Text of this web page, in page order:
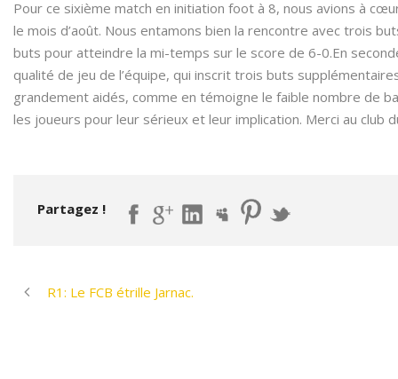
Pour ce sixième match en initiation foot à 8, nous avions à
le mois d’août. Nous entamons bien la rencontre avec trois
buts pour atteindre la mi-temps sur le score de 6-0.En
qualité de jeu de l’équipe, qui inscrit trois buts
grandement aidés, comme en témoigne le faible nombre de
les joueurs pour leur sérieux et leur implication. Merci au club
Partagez !
R1: Le FCB étrille Jarnac.